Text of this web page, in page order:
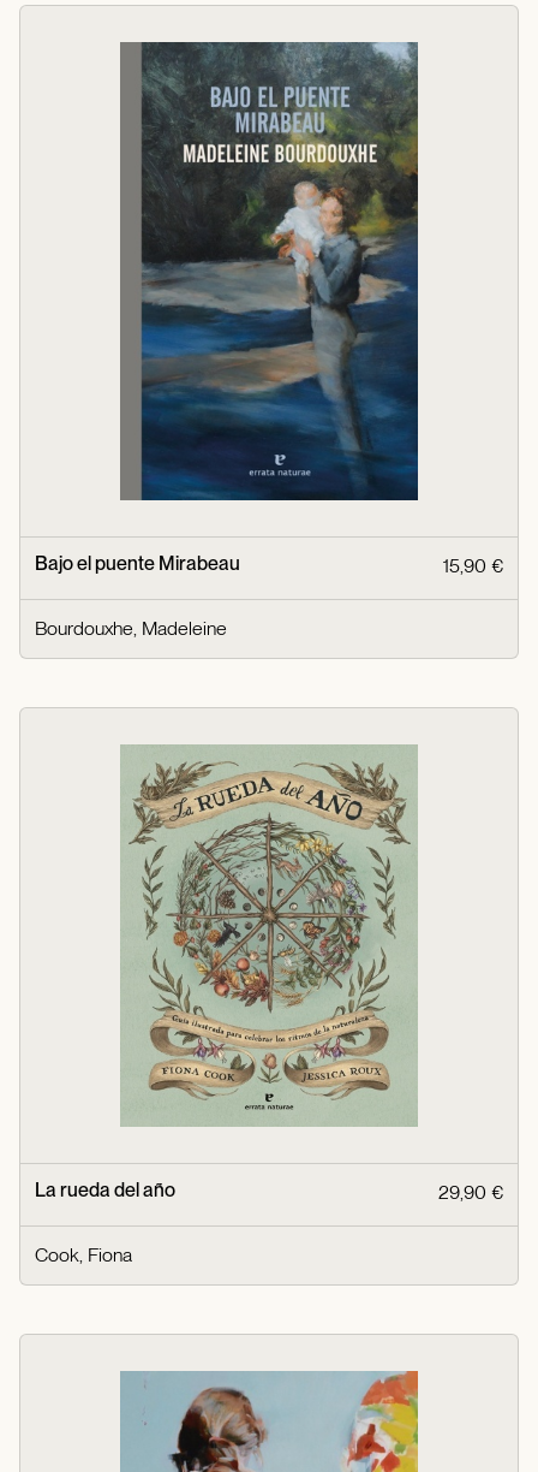
Bajo el puente Mirabeau 15,90 €
Bourdouxhe, Madeleine
La rueda del año 29,90 €
Cook, Fiona